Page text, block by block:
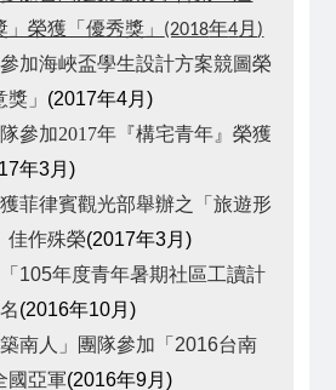
」榮獲「優秀獎」 (2018年4月 )
加海峽盃學生設計方案競圖榮
」 (2017年4月)
參加2017年『構宅青年』榮獲
年3月)
菲律賓觀光部舉辦之「旅遊形
佳作殊榮(2017年3月)
105年度青年暑期社區工讀計
(2016年10月)
南人」團隊參加「2016台南
國亞軍(2016年9月)